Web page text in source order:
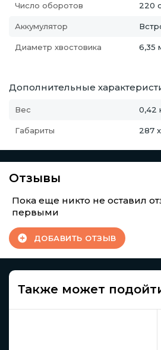
Число оборотов 220
Аккумулятор
Диаметр хвостовика 6,35
Дополнительные
Вес 0,42
Габариты 287
Отзывы
Пока еще никто не оставил
первыми
ДОБАВИТЬ ОТЗЫВ
Также может